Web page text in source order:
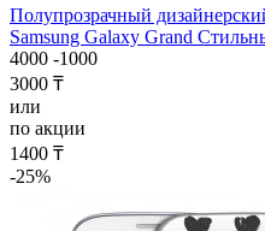
Полупрозрачный
Samsung Galaxy Grand
4000 -1000
3000 ₸
или
по акции
1400 ₸
-25%